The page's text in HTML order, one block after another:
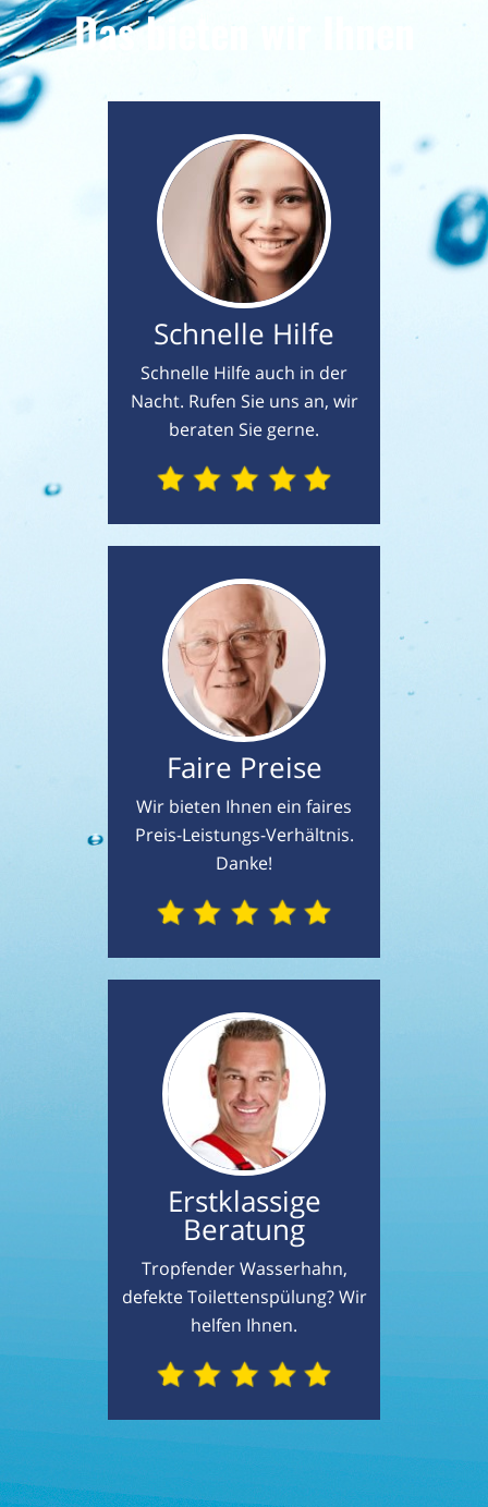
Das bieten wir Ihnen
Schnelle Hilfe
Schnelle Hilfe auch in der
Nacht. Rufen Sie uns an, wir
beraten Sie gerne.
Faire Preise
Wir bieten Ihnen ein faires
Preis-Leistungs-Verhältnis.
Danke!
Erstklassige
Beratung
Tropfender Wasserhahn,
defekte Toilettenspülung? Wir
helfen Ihnen.